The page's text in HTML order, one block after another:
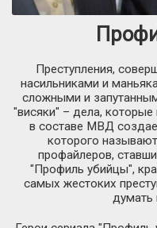
Преступления,
насильниками и
сложными и
"висяки" – дела,
в составе МВД
которого
профайлеров,
"Профиль убийцы",
самых жестоких
думать